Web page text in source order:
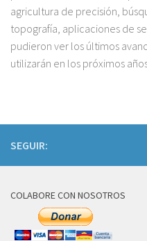
agricultura de precisión,
topografía, aplicaciones de
pudieron ver los últimos
utilizarán en los próximos
SEGUIR:
COLABORE CON NOSOTROS